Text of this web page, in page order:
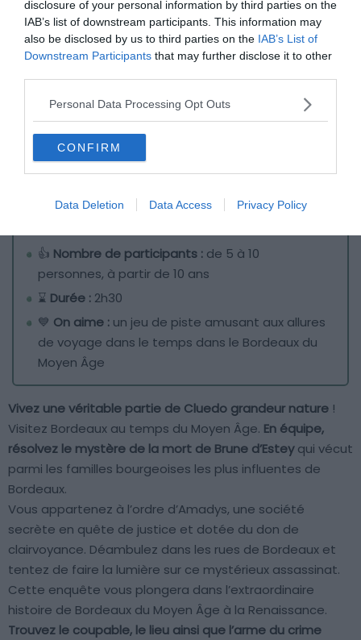
disclosure of your personal information by third parties on the
IAB’s list of downstream participants. This information may
also be disclosed by us to third parties on the IAB’s List of
Downstream Participants that may further disclose it to other
Personal Data Processing Opt Outs
CONFIRM
Data Deletion Data Access Privacy Policy
Crédit photo :Funbooker
👍 Nombre de participants : de 5 à 10
personnes, à partir de 10 ans
⌛ Durée : 2h30
💙 On aime : un jeu de piste amusant aux allures
de voyage dans le temps dans le Bordeaux du
Moyen Âge
Vivez une véritable partie de Cluedo grandeur nature !
Visitez Bordeaux au temps du Moyen Âge. En équipe,
résolvez le mystère de la mort de Brune d’Esteyqui vécut
parmi les familles bourgeoises les plus influentes de
Bordeaux.
Vous appartenez à l’ordre d’Amadys, une société
secrète en quête de justice et dotée du don de
clairvoyance. Déambulez dans les rues de Bordeaux et
tentez de faire la lumière sur ce mystérieux assassinat.
Cette enquête vous plongera dans l’extraordinaire
histoire de Bordeaux du Moyen Âge à la Renaissance.
Trouvez le coupable, le lieu ainsi que l’arme du crime